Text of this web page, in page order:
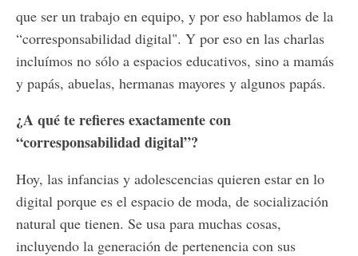
que ser un trabajo en equipo, y por eso hablamos de la
“corresponsabilidad digital". Y por eso en las charlas
incluímos no sólo a espacios educativos, sino a mamás
y papás, abuelas, hermanas mayores y algunos papás.
¿A qué te refieres exactamente con
“corresponsabilidad digital”?
Hoy, las infancias y adolescencias quieren estar en lo
digital porque es el espacio de moda, de socialización
natural que tienen. Se usa para muchas cosas,
incluyendo la generación de pertenencia con sus